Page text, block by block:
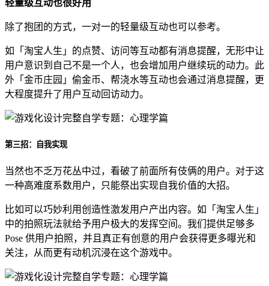
轻量级互动也很好用
除了抱团的方式，一对一的轻量级互动也可以参考。
如「淘宝人生」的点赞、访问等互动都有消息提醒，无形中让
用户意识到自己不是一个人，也会增加用户继续玩的动力。此
外「金币庄园」偷金币、帮浇水等互动也会通过消息提醒，更
大程度提升了用户互动回访动力。
第三招：自我实现
当然也不乏万花丛中过，看破了前面所有伎俩的用户。对于这
一种高难度系数用户，只能祭出实现自我价值的大招。
比如可以巧妙利用创造性激发用户产出内容。如「淘宝人生」
中的拍照玩法就给予用户极大的发挥空间。我们提供足够多
Pose 供用户拍照，并且真正有创意的用户会获得更多曝光和
关注，从而更有动机沉浸在这个游戏中。